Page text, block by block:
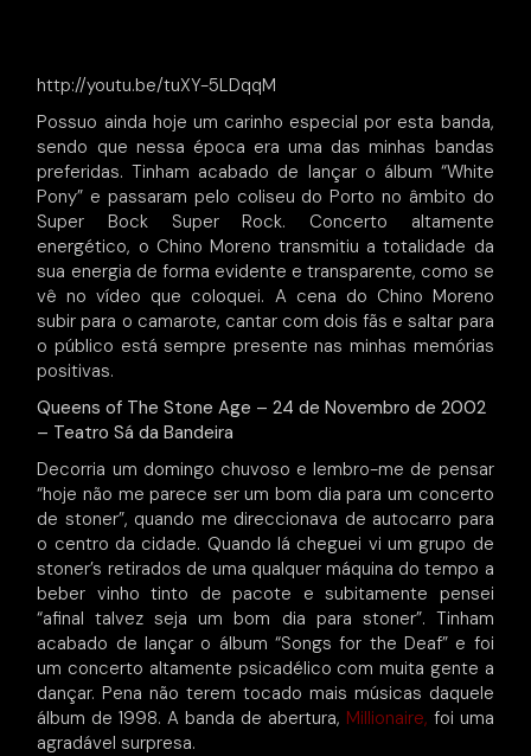
http://youtu.be/tuXY-5LDqqM
Possuo ainda hoje um carinho especial por esta banda,
sendo que nessa época era uma das minhas bandas
preferidas. Tinham acabado de lançar o álbum “White
Pony” e passaram pelo coliseu do Porto no âmbito do
Super Bock Super Rock. Concerto altamente
energético, o Chino Moreno transmitiu a totalidade da
sua energia de forma evidente e transparente, como se
vê no vídeo que coloquei. A cena do Chino Moreno
subir para o camarote, cantar com dois fãs e saltar para
o público está sempre presente nas minhas memórias
positivas.
Queens of The Stone Age – 24 de Novembro de 2002
– Teatro Sá da Bandeira
Decorria um domingo chuvoso e lembro-me de pensar
“hoje não me parece ser um bom dia para um concerto
de stoner”, quando me direccionava de autocarro para
o centro da cidade. Quando lá cheguei vi um grupo de
stoner’s retirados de uma qualquer máquina do tempo a
beber vinho tinto de pacote e subitamente pensei
“afinal talvez seja um bom dia para stoner”. Tinham
acabado de lançar o álbum “Songs for the Deaf” e foi
um concerto altamente psicadélico com muita gente a
dançar. Pena não terem tocado mais músicas daquele
álbum de 1998. A banda de abertura, Millionaire, foi uma
agradável surpresa.